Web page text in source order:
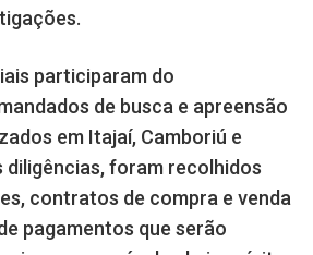
participaram do
de busca e apreensão
em Itajaí, Camboriú e
diligências, foram recolhidos
contratos de compra e venda
pagamentos que serão